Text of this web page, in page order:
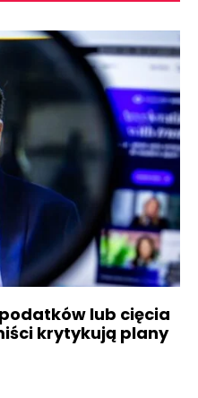
lub cięcia
krytykują plany